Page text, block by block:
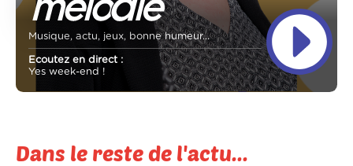
Musique, actu, jeux, bonne humeur...
Ecoutez en direct :
Yes week-end !
Dans le reste de l'actu...